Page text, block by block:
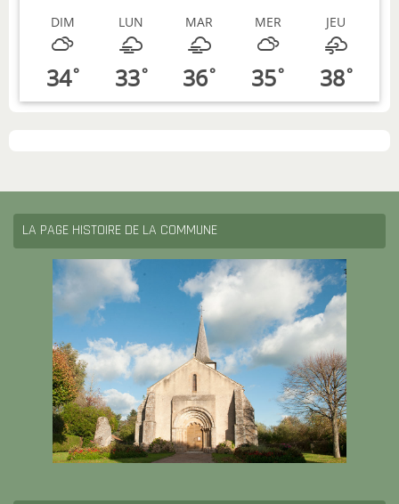
DIM
34°
LUN
33°
MAR
36°
MER
35°
JEU
38°
LA PAGE HISTOIRE DE LA COMMUNE